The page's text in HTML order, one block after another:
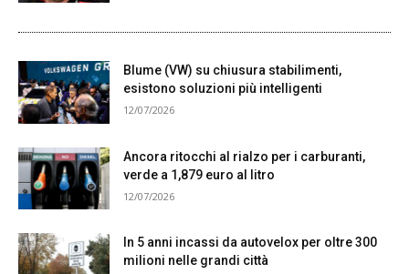
Blume (VW) su chiusura stabilimenti,
esistono soluzioni più intelligenti
12/07/2026
Ancora ritocchi al rialzo per i carburanti,
verde a 1,879 euro al litro
12/07/2026
In 5 anni incassi da autovelox per oltre 300
milioni nelle grandi città